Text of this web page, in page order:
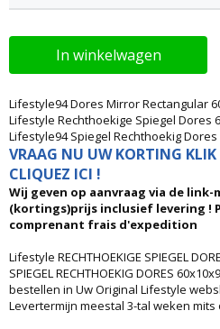
In winkelwagen
Lifestyle94 Dores Mirror Rectangular
Lifestyle Rechthoekige Spiegel Dores
Lifestyle94 Spiegel Rechthoekig Dores
VRAAG NU UW KORTING
CLIQUEZ ICI !
Wij geven op aanvraag via de link-
(kortings)prijs inclusief levering !
comprenant frais d'expedition
Lifestyle RECHTHOEKIGE SPIEGEL
SPIEGEL RECHTHOEKIG DORES
bestellen in Uw Original Lifestyle
Levertermijn meestal 3-tal weken